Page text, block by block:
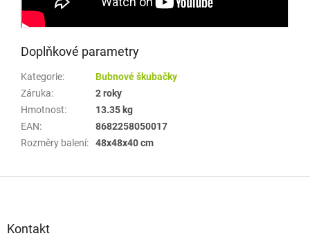
Doplňkové parametry
Kategorie:
Bubnové škubačky
Záruka:
2 roky
Hmotnost:
13.35 kg
EAN:
8682258050017
Rozměry balení: 48x48x40 cm
Kontakt